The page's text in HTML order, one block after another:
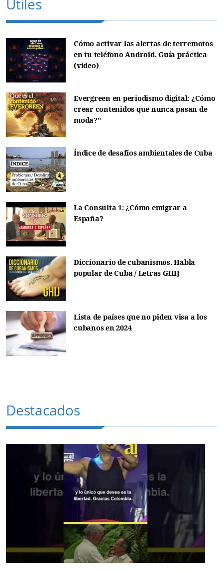
Útiles
Cómo activar las alertas de terremotos
en tu teléfono Android. Guía práctica
(video)
Evergreen en periodismo digital: ¿Cómo
crear contenidos que nunca pasan de
moda?"
Índice de desafíos ambientales de Cuba
La Consulta 1: ¿Cómo emigrar a
España?
Diccionario de cubanismos. Habla
popular de Cuba / Letras GHIJ
Lista de países que no piden visa a los
cubanos en 2024
Destacados